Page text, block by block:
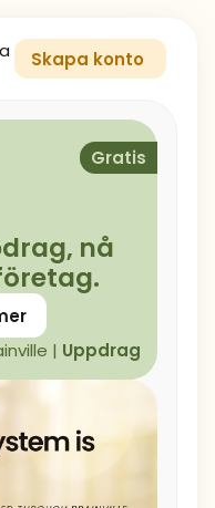
Skapa konto
Gratis
nå
| Uppdrag